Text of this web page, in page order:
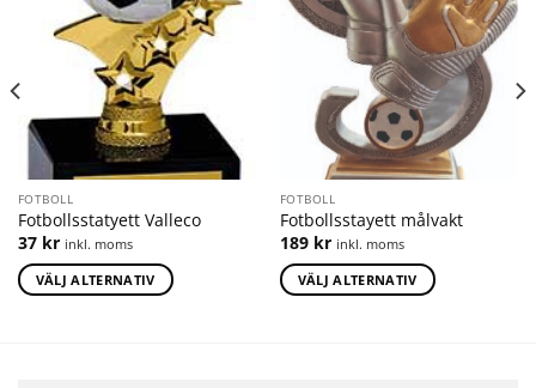
FOTBOLL
Fotbollsstatyett Valleco
37 kr inkl. moms
VÄLJ ALTERNATIV
FOTBOLL
Fotbollsstayett målvakt
189 kr inkl. moms
VÄLJ ALTERNATIV